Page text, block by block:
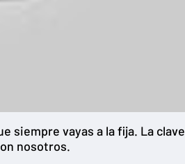
siempre vayas a la fija. La clave
nosotros.